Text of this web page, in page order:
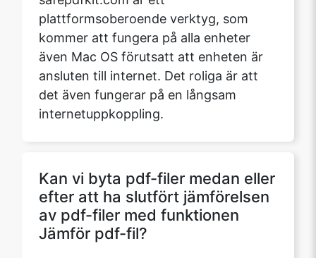
plattformsoberoende verktyg, som
kommer att fungera på alla enheter
även Mac OS förutsatt att enheten är
ansluten till internet. Det roliga är att
det även fungerar på en långsam
internetuppkoppling.
Kan vi byta pdf-filer medan eller
efter att ha slutfört jämförelsen
av pdf-filer med funktionen
Jämför pdf-fil?